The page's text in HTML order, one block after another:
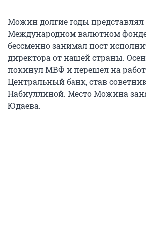
Можин долгие годы представлял
Международном валютном фонде,
бессменно занимал пост
директора от нашей страны.
покинул МВФ и перешел на
Центральный банк, став
Набиуллиной. Место Можина
Юдаева.